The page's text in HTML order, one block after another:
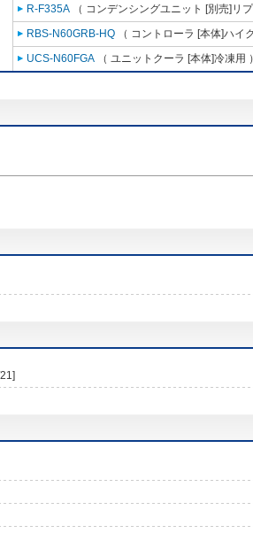
R-F335A （ コンデンシングユニット [別売]リ
RBS-N60GRB-HQ （ コントローラ [本体]ハイ
UCS-N60FGA （ ユニットクーラ [本体]冷凍用 ）